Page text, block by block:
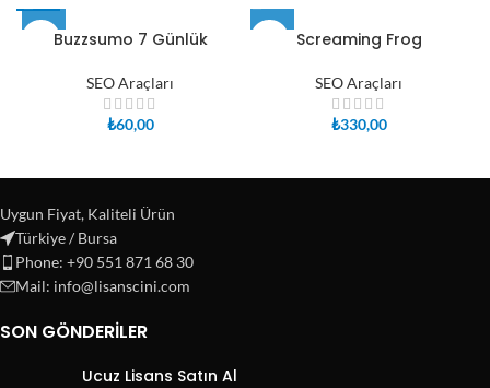
Buzzsumo 7 Günlük
SEO Araçları
₺60,00
Screaming Frog
SEO Araçları
₺330,00
Uygun Fiyat, Kaliteli Ürün
Türkiye / Bursa
Phone: +90 551 871 68 30
Mail: info@lisanscini.com
SON GÖNDERILER
Ucuz Lisans Satın Al